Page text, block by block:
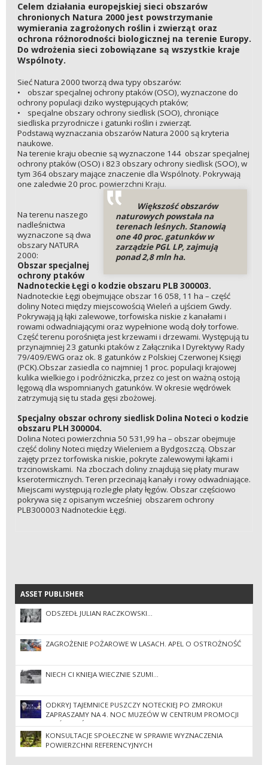
Celem działania europejskiej sieci obszarów
chronionych Natura 2000 jest powstrzymanie
wymierania zagrożonych roślin i zwierząt oraz
ochrona różnorodności biologicznej na terenie Europy.
Do wdrożenia sieci zobowiązane są wszystkie kraje
Wspólnoty.
Sieć Natura 2000 tworzą dwa typy obszarów:
• obszar specjalnej ochrony ptaków (OSO), wyznaczone do
ochrony populacji dziko występujących ptaków;
• specjalne obszary ochrony siedlisk (SOO), chroniące
siedliska przyrodnicze i gatunki roślin i zwierząt.
Podstawą wyznaczania obszarów Natura 2000 są kryteria
naukowe.
Na terenie kraju obecnie są wyznaczone 144 obszar specjalnej
ochrony ptaków (OSO) i 823 obszary ochrony siedlisk (SOO), w
tym 364 obszary mające znaczenie dla Wspólnoty. Pokrywają
one zaledwie 20 proc. powierzchni Kraju.
Większość obszarów
naturowych powstała na
terenach leśnych. Stanowią
one 40 proc. gatunków w
zarządzie PGL LP, zajmują
ponad 2,8 mln ha.
Na terenu naszego
nadleśnictwa
wyznaczone są dwa
obszary NATURA
2000:
Obszar specjalnej
ochrony ptaków
Nadnoteckie Łęgi o kodzie obszaru PLB 300003.
Nadnoteckie Łęgi obejmujące obszar 16 058, 11 ha – część
doliny Noteci między miejscowością Wieleń a ujściem Gwdy.
Pokrywają ją łąki zalewowe, torfowiska niskie z kanałami i
rowami odwadniającymi oraz wypełnione wodą doły torfowe.
Część terenu porośnięta jest krzewami i drzewami. Występują tu
przynajmniej 23 gatunki ptaków z Załącznika I Dyrektywy Rady
79/409/EWG oraz ok. 8 gatunków z Polskiej Czerwonej Księgi
(PCK).Obszar zasiedla co najmniej 1 proc. populacji krajowej
kulika wielkiego i podróżniczka, przez co jest on ważną ostoją
lęgową dla wspomnianych gatunków. W okresie wędrówek
zatrzymują się tu stada gęsi zbożowej.
Specjalny obszar ochrony siedlisk Dolina Noteci o kodzie
obszaru PLH 300004.
Dolina Noteci powierzchnia 50 531,99 ha – obszar obejmuje
część doliny Noteci między Wieleniem a Bydgoszczą. Obszar
zajęty przez torfowiska niskie, pokryte zalewowymi łąkami i
trzcinowiskami. Na zboczach doliny znajdują się płaty muraw
kserotermicznych. Teren przecinają kanały i rowy odwadniające.
Miejscami występują rozległe płaty łęgów. Obszar częściowo
pokrywa się z opisanym wcześniej obszarem ochrony
PLB300003 Nadnoteckie Łęgi.
ASSET PUBLISHER
ASSET PUBLISHER
ODSZEDŁ JULIAN RACZKOWSKI...
ZAGROŻENIE POŻAROWE W LASACH. APEL O OSTROŻNOŚĆ
NIECH CI KNIEJA WIECZNIE SZUMI...
ODKRYJ TAJEMNICE PUSZCZY NOTECKIEJ PO ZMROKU!
ZAPRASZAMY NA 4. NOC MUZEÓW W CENTRUM PROMOCJI
LASÓW PAŃSTWOWYCH GORAJ-ZAMEK.
KONSULTACJE SPOŁECZNE W SPRAWIE WYZNACZENIA
POWIERZCHNI REFERENCYJNYCH